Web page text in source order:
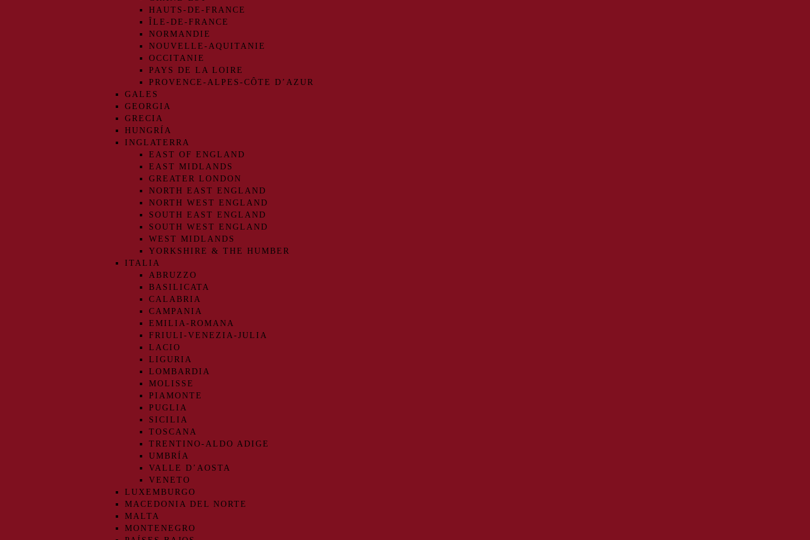
HAUTS-DE-FRANCE
ÎLE-DE-FRANCE
NORMANDIE
NOUVELLE-AQUITANIE
OCCITANIE
PAYS DE LA LOIRE
PROVENCE-ALPES-CÔTE D’AZUR
GALES
GEORGIA
GRECIA
HUNGRÍA
INGLATERRA
EAST OF ENGLAND
EAST MIDLANDS
GREATER LONDON
NORTH EAST ENGLAND
NORTH WEST ENGLAND
SOUTH EAST ENGLAND
SOUTH WEST ENGLAND
WEST MIDLANDS
YORKSHIRE & THE HUMBER
ITALIA
ABRUZZO
BASILICATA
CALABRIA
CAMPANIA
EMILIA-ROMANA
FRIULI-VENEZIA-JULIA
LACIO
LIGURIA
LOMBARDIA
MOLISSE
PIAMONTE
PUGLIA
SICILIA
TOSCANA
TRENTINO-ALDO ADIGE
UMBRÍA
VALLE D’AOSTA
VENETO
LUXEMBURGO
MACEDONIA DEL NORTE
MALTA
MONTENEGRO